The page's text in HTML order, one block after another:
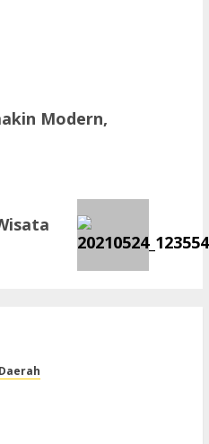
Modern,
Daerah